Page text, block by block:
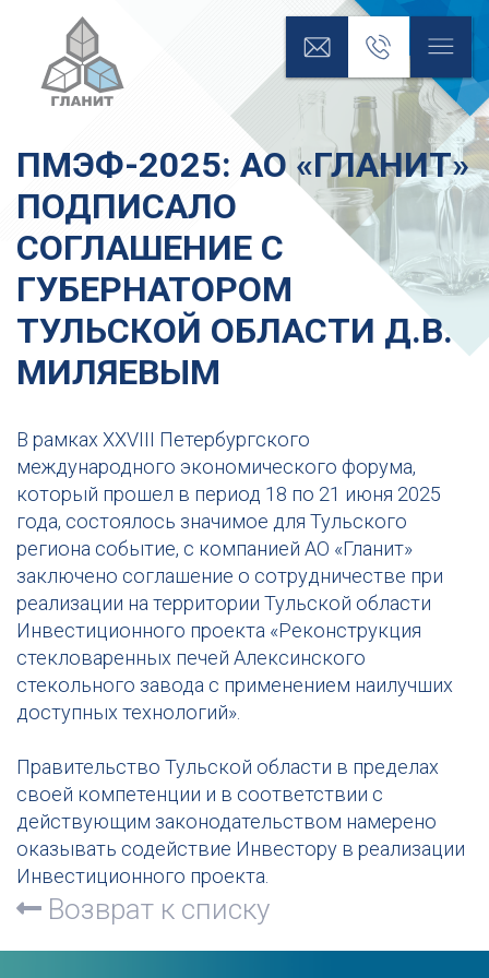
ПМЭФ-2025: АО «ГЛАНИТ»
ПОДПИСАЛО
СОГЛАШЕНИЕ С
ГУБЕРНАТОРОМ
ТУЛЬСКОЙ ОБЛАСТИ Д.В.
МИЛЯЕВЫМ
В рамках XXVIII Петербургского
международного экономического форума,
который прошел в период 18 по 21 июня 2025
года, состоялось значимое для Тульского
региона событие, с компанией АО «Гланит»
заключено соглашение о сотрудничестве при
реализации на территории Тульской области
Инвестиционного проекта «Реконструкция
стекловаренных печей Алексинского
стекольного завода с применением наилучших
доступных технологий».
Правительство Тульской области в пределах
своей компетенции и в соответствии с
действующим законодательством намерено
оказывать содействие Инвестору в реализации
Инвестиционного проекта.
Возврат к списку